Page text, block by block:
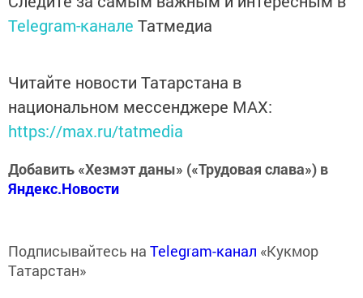
Telegram-канале Татмедиа
Читайте новости Татарстана в
национальном мессенджере MАХ:
https://max.ru/tatmedia
Добавить «Хезмэт даны» («Трудовая слава») в
Яндекс.Новости
Подписывайтесь на Telegram-канал «Кукмор
Татарстан»